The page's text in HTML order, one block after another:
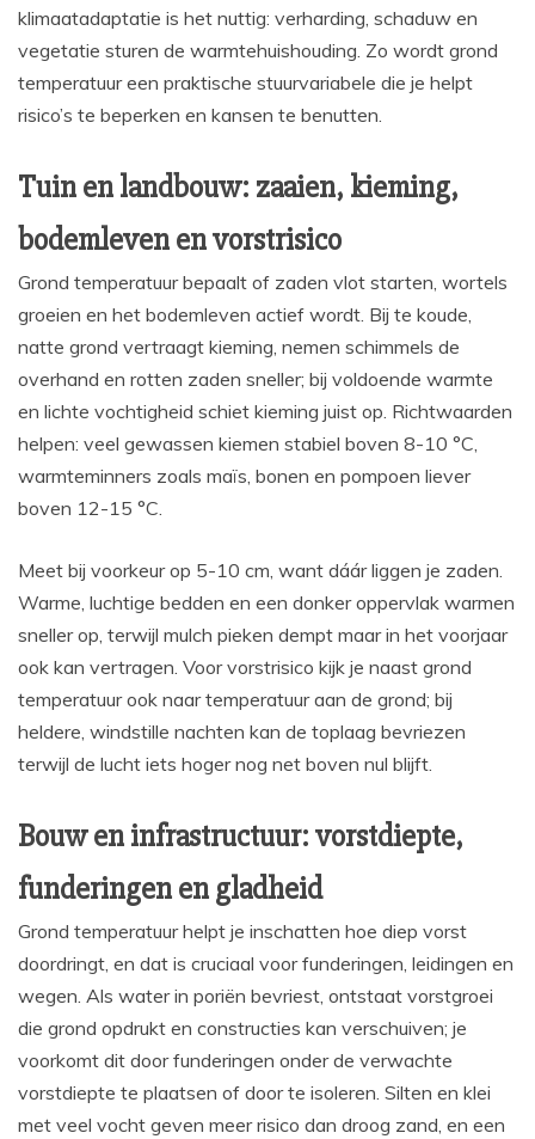
klimaatadaptatie is het nuttig: verharding, schaduw en
vegetatie sturen de warmtehuishouding. Zo wordt grond
temperatuur een praktische stuurvariabele die je helpt
risico’s te beperken en kansen te benutten.
Tuin en landbouw: zaaien, kieming,
bodemleven en vorstrisico
Grond temperatuur bepaalt of zaden vlot starten, wortels
groeien en het bodemleven actief wordt. Bij te koude,
natte grond vertraagt kieming, nemen schimmels de
overhand en rotten zaden sneller; bij voldoende warmte
en lichte vochtigheid schiet kieming juist op. Richtwaarden
helpen: veel gewassen kiemen stabiel boven 8-10 °C,
warmteminners zoals maïs, bonen en pompoen liever
boven 12-15 °C.
Meet bij voorkeur op 5-10 cm, want dáár liggen je zaden.
Warme, luchtige bedden en een donker oppervlak warmen
sneller op, terwijl mulch pieken dempt maar in het voorjaar
ook kan vertragen. Voor vorstrisico kijk je naast grond
temperatuur ook naar temperatuur aan de grond; bij
heldere, windstille nachten kan de toplaag bevriezen
terwijl de lucht iets hoger nog net boven nul blijft.
Bouw en infrastructuur: vorstdiepte,
funderingen en gladheid
Grond temperatuur helpt je inschatten hoe diep vorst
doordringt, en dat is cruciaal voor funderingen, leidingen en
wegen. Als water in poriën bevriest, ontstaat vorstgroei
die grond opdrukt en constructies kan verschuiven; je
voorkomt dit door funderingen onder de verwachte
vorstdiepte te plaatsen of door te isoleren. Silten en klei
met veel vocht geven meer risico dan droog zand, en een